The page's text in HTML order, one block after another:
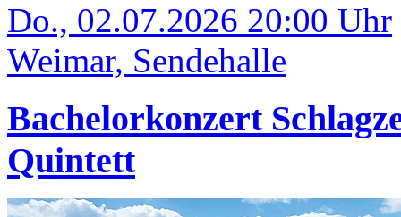
Do., 02.07.2026 20:00 Uhr
Weimar, Sendehalle
Bachelorkonzert
Quintett